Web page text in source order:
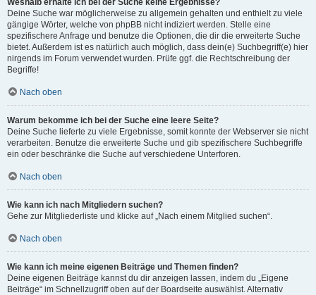
Weshalb erhalte ich bei der Suche keine Ergebnisse?
Deine Suche war möglicherweise zu allgemein gehalten und enthielt zu viele
gängige Wörter, welche von phpBB nicht indiziert werden. Stelle eine
spezifischere Anfrage und benutze die Optionen, die dir die erweiterte Suche
bietet. Außerdem ist es natürlich auch möglich, dass dein(e) Suchbegriff(e) hier
nirgends im Forum verwendet wurden. Prüfe ggf. die Rechtschreibung der
Begriffe!
Nach oben
Warum bekomme ich bei der Suche eine leere Seite?
Deine Suche lieferte zu viele Ergebnisse, somit konnte der Webserver sie nicht
verarbeiten. Benutze die erweiterte Suche und gib spezifischere Suchbegriffe
ein oder beschränke die Suche auf verschiedene Unterforen.
Nach oben
Wie kann ich nach Mitgliedern suchen?
Gehe zur Mitgliederliste und klicke auf „Nach einem Mitglied suchen“.
Nach oben
Wie kann ich meine eigenen Beiträge und Themen finden?
Deine eigenen Beiträge kannst du dir anzeigen lassen, indem du „Eigene
Beiträge“ im Schnellzugriff oben auf der Boardseite auswählst. Alternativ